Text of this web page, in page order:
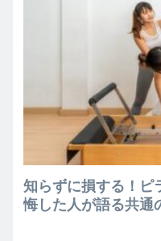
知らずに損する！ピ
悔した人が語る共通